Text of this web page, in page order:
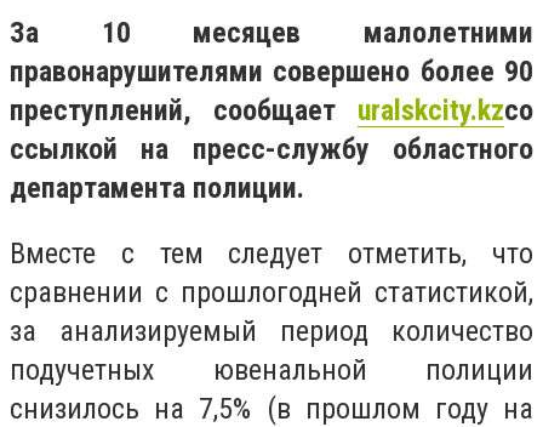
За 10 месяцев малолетними
правонарушителями совершено более 90
преступлений, сообщает uralskcity.kzсо
ссылкой на пресс-службу областного
департамента полиции.
Вместе с тем следует отметить, что
сравнении с прошлогодней статистикой,
за анализируемый период количество
подучетных ювенальной полиции
снизилось на 7,5% (в прошлом году на